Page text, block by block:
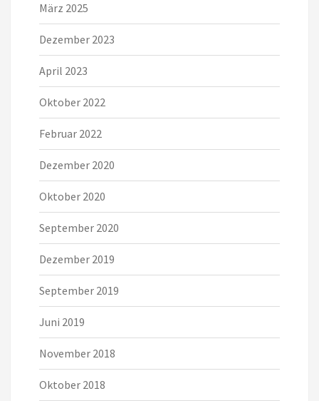
März 2025
Dezember 2023
April 2023
Oktober 2022
Februar 2022
Dezember 2020
Oktober 2020
September 2020
Dezember 2019
September 2019
Juni 2019
November 2018
Oktober 2018